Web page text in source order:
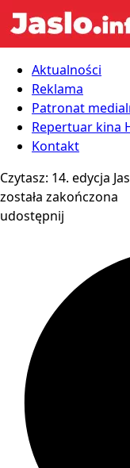
Aktualności
Reklama
Patronat
Repertuar kina
Kontakt
Czytasz: 14. edycja
została zakończona
udostępnij